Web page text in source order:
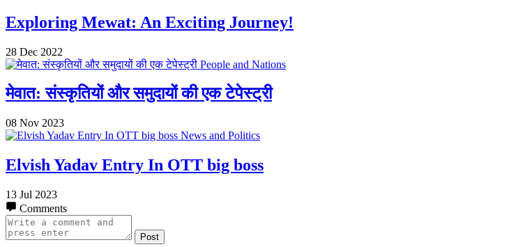
Exploring Mewat: An Exciting Journey!
28 Dec 2022
People and Nations
मेवात: संस्कृतियों और समुदायों की एक टेपेस्ट्री
08 Nov 2023
News and Politics
Elvish Yadav Entry In OTT big boss
13 Jul 2023
Comments
Post